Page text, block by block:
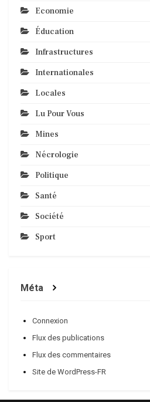
Economie
Éducation
Infrastructures
Internationales
Locales
Lu Pour Vous
Mines
Nécrologie
Politique
Santé
Société
Sport
Méta
Connexion
Flux des publications
Flux des commentaires
Site de WordPress-FR